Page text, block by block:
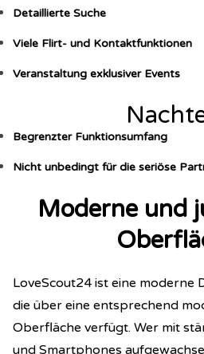
Detaillierte Suche
Viele Flirt- und Kontaktfunktionen
Veranstaltung exklusiver Events
Begrenzter Funktionsumfang
Nicht unbedingt für die seriöse
Moderne und
LoveScout24 ist eine moderne
die über eine entsprechend
Oberfläche verfügt. Wer mit
und Smartphones